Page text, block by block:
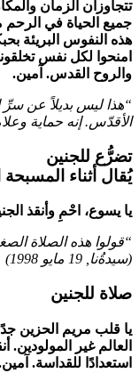
تتجاوزان الزمان
جميع الحياة في الرحم
هذه النفوس البريئة
امنحوا لكل نفس
والروح القدس. آمين.
“هذا ليس بديلاً عن سرِّ
الأقدّس. إنه حماية
تضرُّع للجنين
يُقال أثناء المسبحة
يا يسوع، احْمِ وأنقذ
“قولوا هذه الصلاة
(سيدةُنا 19 مايو 1998 )
صلاة للجنين
يا قلب مريم الحزين
العالم غير
استعدادًا للقداسة.